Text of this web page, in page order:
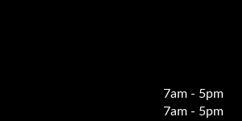
7am - 5pm
7am - 5pm